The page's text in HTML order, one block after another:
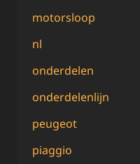
motorsloop
nl
onderdelen
onderdelenlijn
peugeot
piaggio